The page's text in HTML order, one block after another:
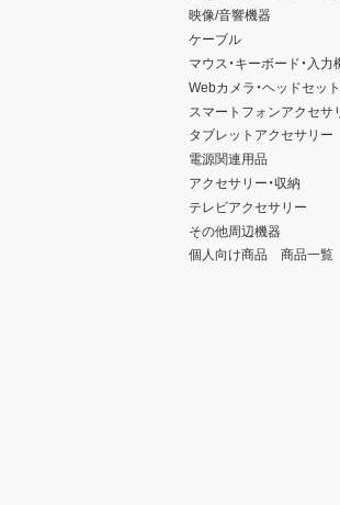
映像/音響機器
ケーブル
マウス・キーボード・入力
Webカメラ・ヘッドセット
スマートフォンアクセサ
タブレットアクセサリー
電源関連用品
アクセサリー・収納
テレビアクセサリー
その他周辺機器
個人向け商品 商品一覧